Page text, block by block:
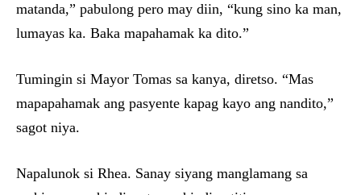
matanda,” pabulong pero may diin, “kung sino ka man,
lumayas ka. Baka mapahamak ka dito.”
Tumingin si Mayor Tomas sa kanya, diretso. “Mas
mapapahamak ang pasyente kapag kayo ang nandito,”
sagot niya.
Napalunok si Rhea. Sanay siyang manglamang sa